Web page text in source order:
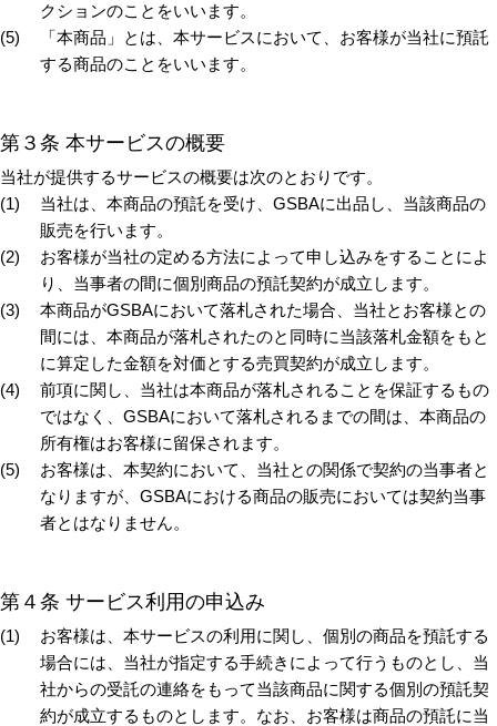
クションのことをいいます。
「本商品」とは、本サービスにおいて、お客様が当社に預託
する商品のことをいいます。
第３条 本サービスの概要
当社が提供するサービスの概要は次のとおりです。
当社は、本商品の預託を受け、GSBAに出品し、当該商品の
販売を行います。
お客様が当社の定める方法によって申し込みをすることによ
り、当事者の間に個別商品の預託契約が成立します。
本商品がGSBAにおいて落札された場合、当社とお客様との
間には、本商品が落札されたのと同時に当該落札金額をもと
に算定した金額を対価とする売買契約が成立します。
前項に関し、当社は本商品が落札されることを保証するもの
ではなく、GSBAにおいて落札されるまでの間は、本商品の
所有権はお客様に留保されます。
お客様は、本契約において、当社との関係で契約の当事者と
なりますが、GSBAにおける商品の販売においては契約当事
者とはなりません。
第４条 サービス利用の申込み
お客様は、本サービスの利用に関し、個別の商品を預託する
場合には、当社が指定する手続きによって行うものとし、当
社からの受託の連絡をもって当該商品に関する個別の預託契
約が成立するものとします。なお、お客様は商品の預託に当